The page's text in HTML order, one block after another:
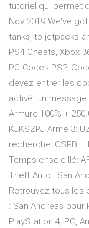
tutoriel qui permet
Nov 2019 We've
tanks, to jetpacks
PS4 Cheats, Xbox
PC Codes PS2;
devez entrer les
activé, un message
Armure 100% +
KJKSZPJ Arme 3:
recherche:
Temps ensoleillé:
Theft Auto : San
Retrouvez tous les
: San Andreas pour
PlayStation 4, PC,